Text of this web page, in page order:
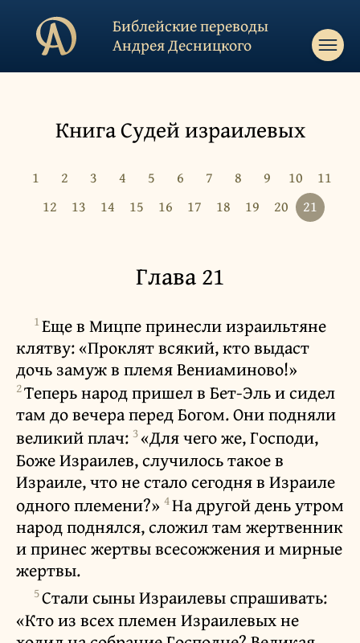
Библейские переводы
Андрея Десницкого
Книга Судей израилевых
1 2 3 4 5 6 7 8 9 10
11
12
13 14 15 16 17 18 19 20 21
Глава 21
1Еще в Мицпе принесли израильтяне
клятву: «Проклят всякий, кто выдаст
дочь замуж в племя Вениаминово!»
2Теперь народ пришел в Бет-Эль и сидел
там до вечера перед Богом. Они подняли
великий плач: 3«Для чего же, Господи,
Боже Израилев, случилось такое в
Израиле, что не стало сегодня в Израиле
одного племени?» 4На другой день утром
народ поднялся, сложил там жертвенник
и принес жертвы всесожжения и мирные
жертвы.
5Стали сыны Израилевы спрашивать:
«Кто из всех племен Израилевых не